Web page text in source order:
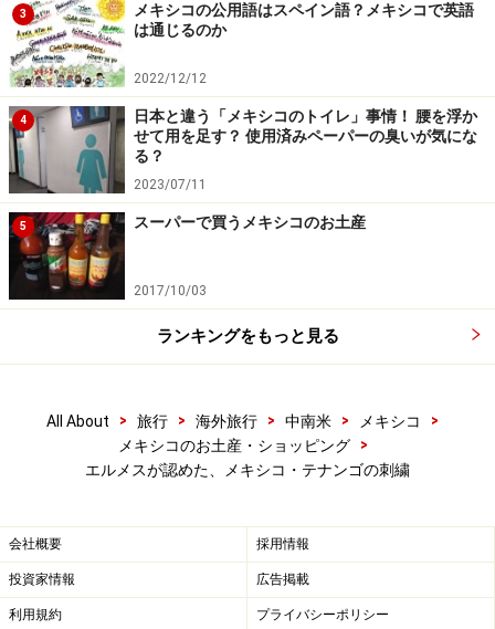
＜DATA＞
■Bazar del sabado（バサール・デル・サバド）
住所：Plaza de San Jacinto, Col. San Ángel
開催時間：11:00～17:00 毎週土曜
アクセス：メトロブス La Bombilla（ラ・ボンビージャ）
駅から徒歩5分
※記事内容は執筆時点のものです。最新の内容をご確認くださ
い。
※海外を訪れる際には最新情報の入手に努め、「
ホームページ」を確認するなど、安全確保に十分注意を払ってく
ださい。
3
メキシコの公用語はスペイン語？メキシコで英語
は通じるのか
2022/12/12
4
日本と違う「メキシコのトイレ」事情！ 腰を浮か
せて用を足す？ 使用済みペーパーの臭いが気にな
る？
2023/07/11
5 スーパーで買うメキシコのお土産
2017/10/03
ランキングをもっと見る
All About > 旅行 > 海外旅行 > 中南米 > メキシコ
>
メキシコのお土産・ショッピング
>
エルメスが認めた、メキシコ・テナンゴの刺繍
会社概要 採用情報
投資家情報 広告掲載
利用規約 プライバシーポリシー